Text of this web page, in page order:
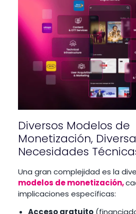
Diversos Modelos de
Monetización,
Necesidades
Una gran complejidad es la
modelos de monetización,
implicaciones específicas:
Acceso gratuito